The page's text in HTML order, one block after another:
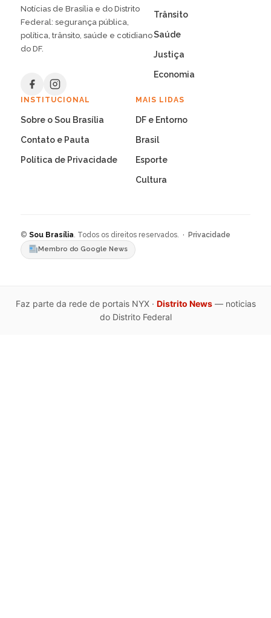
Notícias de Brasília e do Distrito
Federal: segurança pública,
política, trânsito, saúde e cotidiano
do DF.
Trânsito
Saúde
Justiça
Economia
INSTITUCIONAL
Sobre o Sou Brasília
Contato e Pauta
Política de Privacidade
MAIS LIDAS
DF e Entorno
Brasil
Esporte
Cultura
© Sou Brasília . Todos os direitos reservados. · Privacidade
Membro do Google News
Faz parte da rede de portais NYX · Distrito News— noticias
do Distrito Federal